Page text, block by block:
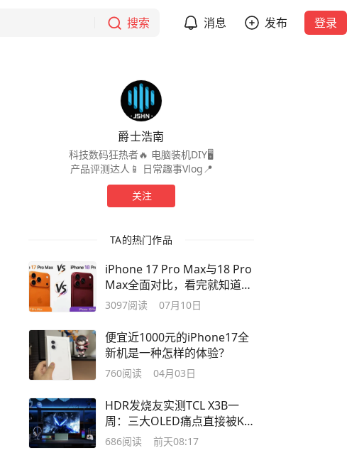
搜索 消息 发布 登录
爵士浩南
科技数码狂热者🔥 电脑装机DIY🖥
产品评测达人📱 日常趣事Vlog📍
关注
TA的热门作品
iPhone 17 Pro Max与18 Pro
Max全面对比，看完就知道是
否值得升级！
3097阅读 07月10日
便宜近1000元的iPhone17全
新机是一种怎样的体验？
760阅读 04月03日
HDR发烧友实测TCL X3B一
周：三大OLED痛点直接被KO
了？
686阅读 前天08:17